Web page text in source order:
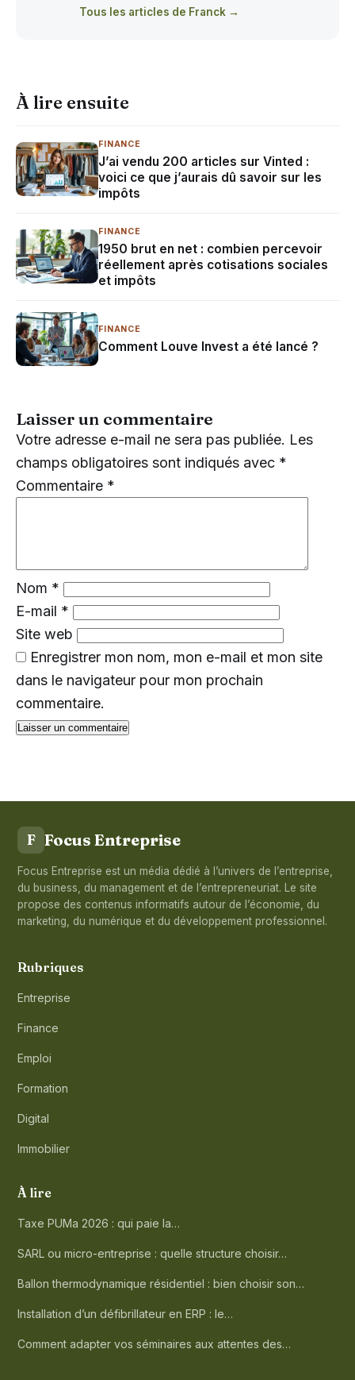
Tous les articles de Franck →
À lire ensuite
FINANCE
J’ai vendu 200 articles sur Vinted :
voici ce que j’aurais dû savoir sur les
impôts
FINANCE
1950 brut en net : combien percevoir
réellement après cotisations sociales
et impôts
FINANCE
Comment Louve Invest a été lancé ?
Laisser un commentaire
Votre adresse e-mail ne sera pas publiée. Les
champs obligatoires sont indiqués avec *
Commentaire *
Nom *
E-mail *
Site web
Enregistrer mon nom, mon e-mail et mon site
dans le navigateur pour mon prochain
commentaire.
F Focus Entreprise
Focus Entreprise est un média dédié à l’univers de l’entreprise,
du business, du management et de l’entrepreneuriat. Le site
propose des contenus informatifs autour de l’économie, du
marketing, du numérique et du développement professionnel.
Rubriques
Entreprise
Finance
Emploi
Formation
Digital
Immobilier
À lire
Taxe PUMa 2026 : qui paie la…
SARL ou micro-entreprise : quelle structure choisir…
Ballon thermodynamique résidentiel : bien choisir son…
Installation d’un défibrillateur en ERP : le…
Comment adapter vos séminaires aux attentes des…